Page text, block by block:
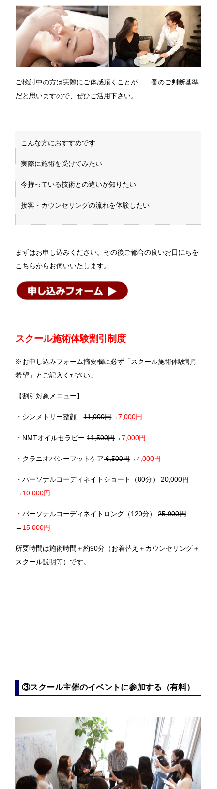
ご検討中の方は実際にご体感頂くことが、一番のご判断基準
だと思いますので、ぜひご活用下さい。
こんな方におすすめです
実際に施術を受けてみたい
今持っている技術との違いが知りたい
接客・カウンセリングの流れを体験したい
まずはお申し込みください。その後ご都合の良いお日にちを
こちらからお伺いいたします。
スクール施術体験割引制度
※お申し込みフォーム摘要欄に必ず「スクール施術体験割引
希望」とご記入ください。
【割引対象メニュー】
・シンメトリー整顔11,000円→7,000円
・NMTオイルセラピー11,500円→7,000円
・クラニオパシーフットケア6,500円→4,000円
・パーソナルコーディネイトショート（80分）20,000円
→ 10,000円
・パーソナルコーディネイトロング（120分）25,000円
→ 15,000円
所要時間は施術時間＋約90分（お着替え＋カウンセリング＋
スクール説明等）です。
③スクール主催のイベントに参加する（有料）